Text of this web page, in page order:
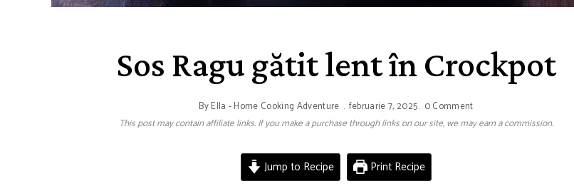
Sos Ragu gătit lent în Crockpot
ByElla - Home Cooking Adventure februarie 7, 2025 0 Comment
This post may contain affiliate links. If you make a purchase through links on our site, we may earn a commission.
Jump to Recipe Print Recipe